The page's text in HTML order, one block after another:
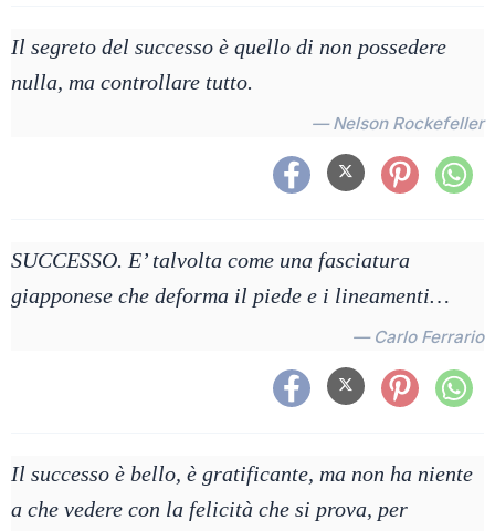
Il segreto del successo è quello di non possedere
nulla, ma controllare tutto.
— Nelson Rockefeller
SUCCESSO. E’ talvolta come una fasciatura
giapponese che deforma il piede e i lineamenti…
— Carlo Ferrario
Il successo è bello, è gratificante, ma non ha niente
a che vedere con la felicità che si prova, per